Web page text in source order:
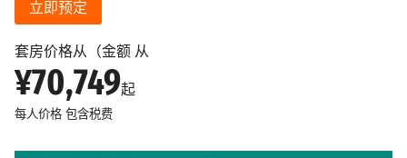
套房价格从（金额 从
¥70,749起
每人价格 包含税费
立即预定